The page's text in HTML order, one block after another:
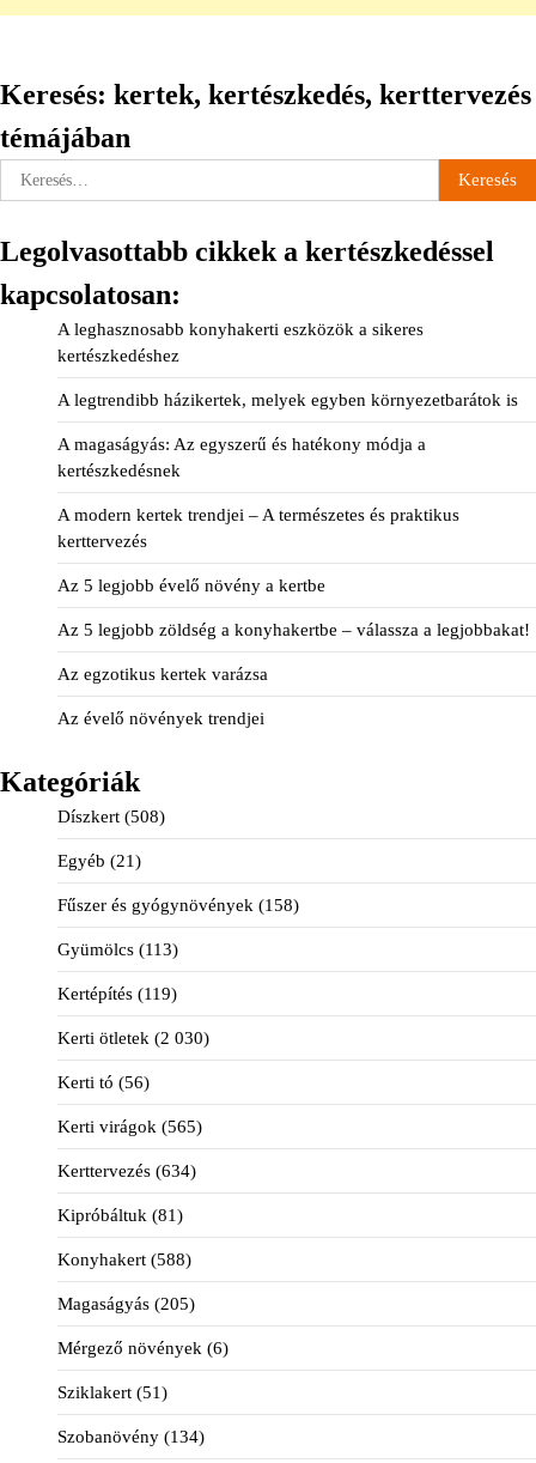
Keresés: kertek, kertészkedés, kerttervezés
témájában
Keresés:
Legolvasottabb cikkek a kertészkedéssel
kapcsolatosan:
A leghasznosabb konyhakerti eszközök a sikeres
kertészkedéshez
A legtrendibb házikertek, melyek egyben környezetbarátok is
A magaságyás: Az egyszerű és hatékony módja a
kertészkedésnek
A modern kertek trendjei – A természetes és praktikus
kerttervezés
Az 5 legjobb évelő növény a kertbe
Az 5 legjobb zöldség a konyhakertbe – válassza a legjobbakat!
Az egzotikus kertek varázsa
Az évelő növények trendjei
Kategóriák
Díszkert (508)
Egyéb (21)
Fűszer és gyógynövények (158)
Gyümölcs (113)
Kertépítés (119)
Kerti ötletek (2 030)
Kerti tó (56)
Kerti virágok (565)
Kerttervezés (634)
Kipróbáltuk (81)
Konyhakert (588)
Magaságyás (205)
Mérgező növények (6)
Sziklakert (51)
Szobanövény (134)